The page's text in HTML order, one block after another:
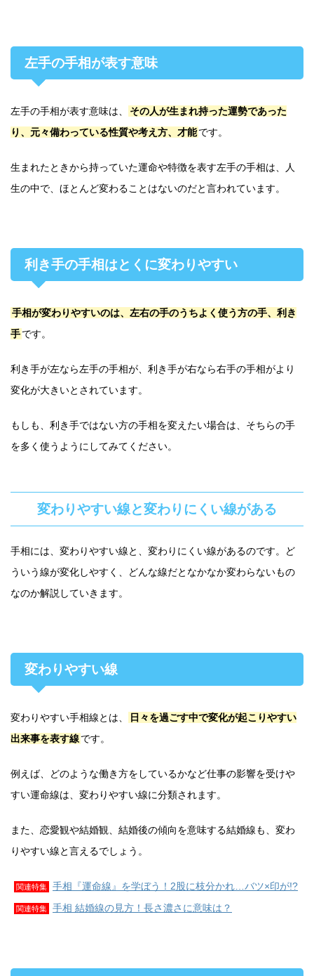
左手の手相が表す意味
左手の手相が表す意味は、
その人が生まれ持った運勢であった
り、元々備わっている性質や考え方、才能です。
生まれたときから持っていた運命や特徴を表す左手の手相は、人
生の中で、ほとんど変わることはないのだと言われています。
利き手の手相はとくに変わりやすい
手相が変わりやすいのは、左右の手のうちよく使う方の手、利き
手です。
利き手が左なら左手の手相が、利き手が右なら右手の手相がより
変化が大きいとされています。
もしも、利き手ではない方の手相を変えたい場合は、そちらの手
を多く使うようにしてみてください。
変わりやすい線と変わりにくい線がある
手相には、変わりやすい線と、変わりにくい線があるのです。ど
ういう線が変化しやすく、どんな線だとなかなか変わらないもの
なのか解説していきます。
変わりやすい線
変わりやすい手相線とは、
日々を過ごす中で変化が起こりやすい
出来事を表す線です。
例えば、どのような働き方をしているかなど仕事の影響を受けや
すい運命線は、変わりやすい線に分類されます。
また、恋愛観や結婚観、結婚後の傾向を意味する結婚線も、変わ
りやすい線と言えるでしょう。
関連特集 手相『運命線』を学ぼう！2股に枝分かれ…バツ×印が!?
関連特集 手相 結婚線の見方！長さ濃さに意味は？